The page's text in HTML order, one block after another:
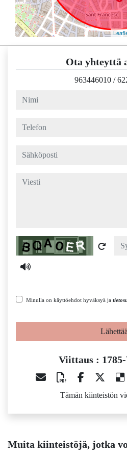
Ota yhteyttä
963446010 /
nimi
telefon
sähköposti
viesti
Captcha
Minulla on käyttöehdot hyväksyä ja
Lähettää
Viittaus :
Tämän kiinteistön
Muita kiinteistöjä, jotka